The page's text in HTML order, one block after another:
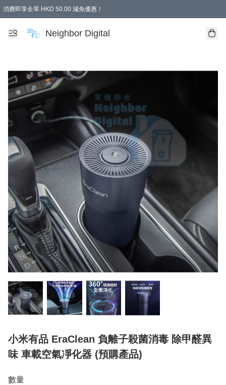
消費即享全單 HKD 50.00 減免優惠！
Neighbor Digital
小米有品 EraClean 負離子殺菌消毒 除甲醛異
味 車載空氣凈化器 (預購產品)
數量